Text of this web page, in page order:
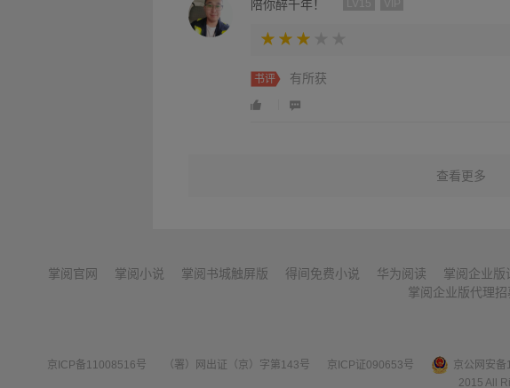
陪你醉千年！
书评 有所获
查看更多
掌阅官网 掌阅小说 掌阅书城触屏版 得间免费小说 华为阅读 掌阅企业版
掌阅企业版代理招
京ICP备11008516号 （署）网出证（京）字第143号 京ICP证090653号 京公网安
2015 All